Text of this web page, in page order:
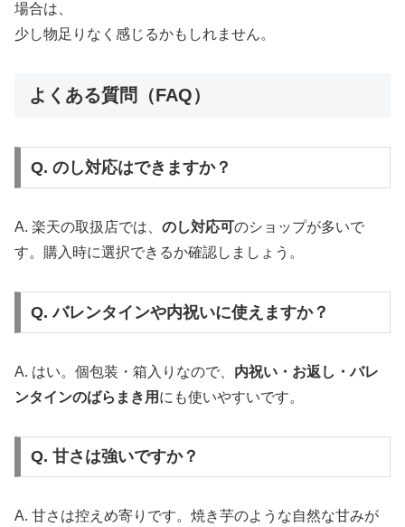
場合は、
少し物足りなく感じるかもしれません。
よくある質問（FAQ）
Q. のし対応はできますか？
A. 楽天の取扱店では、 のし対応可のショップが多いで
す。購入時に選択できるか確認しましょう。
Q. バレンタインや内祝いに使えますか？
A. はい。個包装・箱入りなので、 内祝い・お返し・バレ
ンタインのばらまき用 にも使いやすいです。
Q. 甘さは強いですか？
A. 甘さは控えめ寄りです。焼き芋のような自然な甘みが